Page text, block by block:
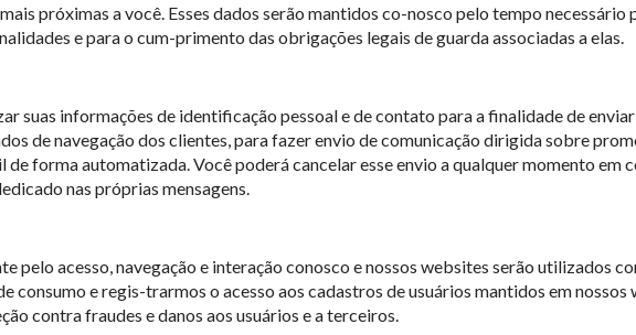
próximas a você. Esses dados serão mantidos co-nosco pelo tempo necessário
e para o cum-primento das obrigações legais de guarda associadas a elas.
suas informações de identificação pessoal e de contato para a finalidade de
de navegação dos clientes, para fazer envio de comunicação dirigida sobre
forma automatizada. Você poderá cancelar esse envio a qualquer momento em
nas próprias mensagens.
pelo acesso, navegação e interação conosco e nossos websites serão utilizados
consumo e regis-trarmos o acesso aos cadastros de usuários mantidos em nossos
contra fraudes e danos aos usuários e a terceiros.